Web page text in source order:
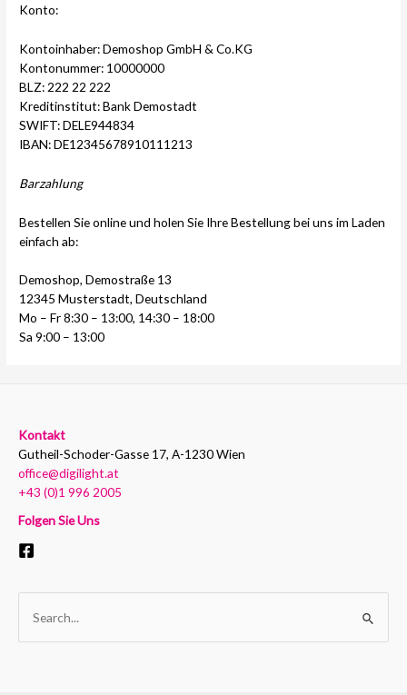
Konto:
Kontoinhaber: Demoshop GmbH & Co.KG
Kontonummer: 10000000
BLZ: 222 22 222
Kreditinstitut: Bank Demostadt
SWIFT: DELE944834
IBAN: DE12345678910111213
Barzahlung
Bestellen Sie online und holen Sie Ihre Bestellung bei uns im Laden
einfach ab:
Demoshop, Demostraße 13
12345 Musterstadt, Deutschland
Mo – Fr 8:30 – 13:00, 14:30 – 18:00
Sa 9:00 – 13:00
Kontakt
Gutheil-Schoder-Gasse 17, A-1230 Wien
office@digilight.at
+43 (0)1 996 2005
Folgen Sie Uns
Suchen